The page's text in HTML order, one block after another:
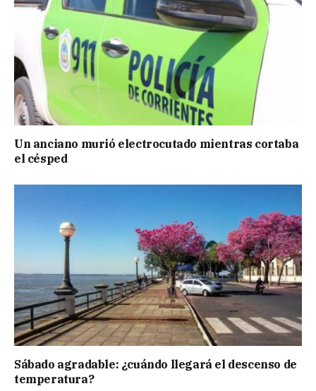
Un anciano murió electrocutado mientras cortaba
el césped
Sábado agradable: ¿cuándo llegará el descenso de
temperatura?